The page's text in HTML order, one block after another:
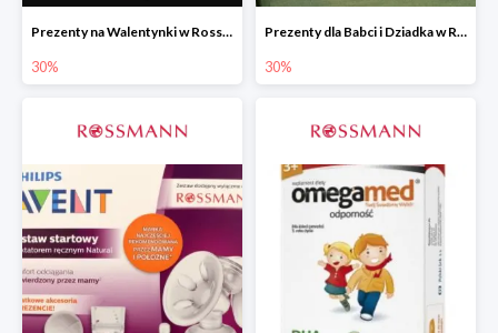
Prezenty na Walentynki w Rossmannie do -30%
30%
Prezenty dla Babci i Dziadka w Rossmannie do -30%
30%